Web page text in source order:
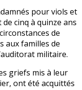
pour viols et
cinq à quinze ans
de
aux familles de
militaire.
griefs mis à leur
ont été acquittés